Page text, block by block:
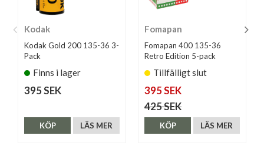
Kodak
Kodak Gold 200 135-36 3-
Pack
Finns i lager
395 SEK
LÄS MER
KÖP
Fomapan
Fomapan 400 135-36
Retro Edition 5-pack
Tillfälligt slut
395 SEK
425 SEK
LÄS MER
KÖP